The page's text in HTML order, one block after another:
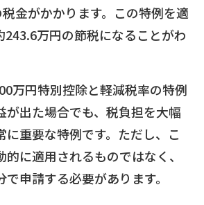
金がかかります。この特例を適
243.6万円の節税になることがわ
万円特別控除と軽減税率の特例
が出た場合でも、税負担を大幅
に重要な特例です。ただし、こ
に適用されるものではなく、
申請する必要があります。